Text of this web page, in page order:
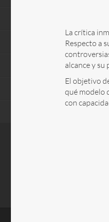
La crítica
Respecto a
alcance y
El objetivo
qué modelo
con